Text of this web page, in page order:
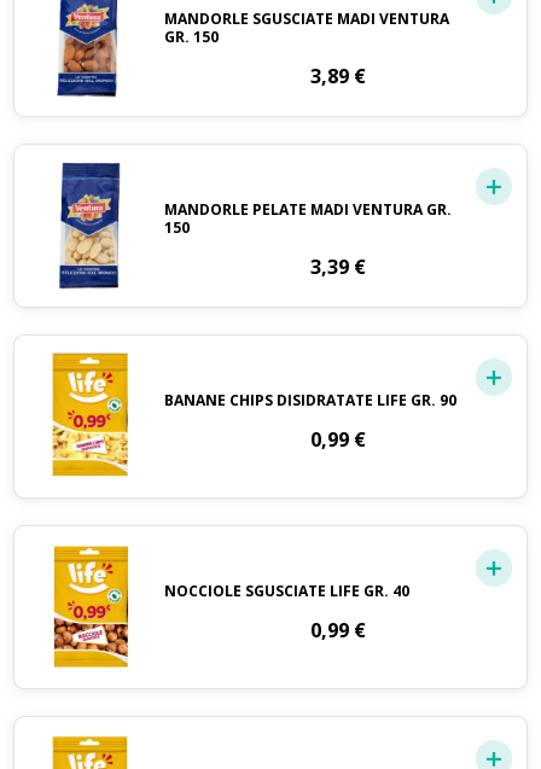
MANDORLE SGUSCIATE MADI VENTURA
GR. 150
3,89 €
MANDORLE PELATE MADI VENTURA GR.
150
3,39 €
BANANE CHIPS DISIDRATATE LIFE GR. 90
0,99 €
NOCCIOLE SGUSCIATE LIFE GR. 40
0,99 €